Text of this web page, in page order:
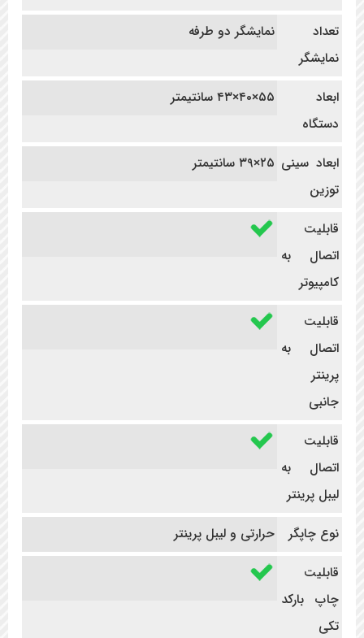
تعداد
نمایشگر
نمایشگر دو طرفه
ابعاد
دستگاه
۵۵×۴۰×۴۳ سانتیمتر
ابعاد سینی
توزین
۲۵×۳۹ سانتیمتر
قابلیت
اتصال به
کامپیوتر
قابلیت
اتصال به
پرینتر
جانبی
قابلیت
اتصال به
لیبل پرینتر
نوع چاپگر
حرارتی و لیبل پرینتر
قابلیت
چاپ بارکد
تکی